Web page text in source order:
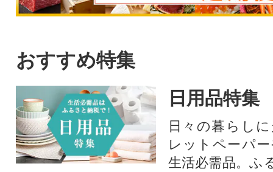
おすすめ特集
日用品特集
日々の暮らし
レットペーパ
生活必需品。ふ